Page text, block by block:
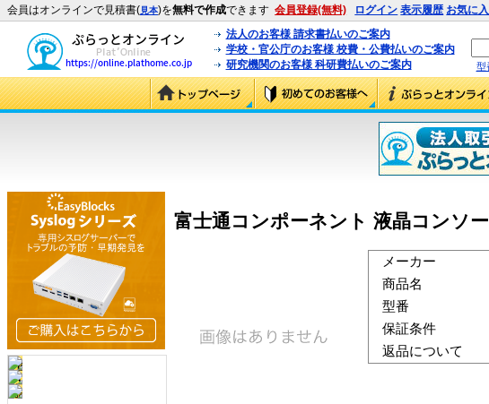
会員はオンラインで見積書(見本)を無料で作成できます 会員登録(無料) ログイン 表示履歴 お気に
法人のお客様 請求書払いのご案内
学校・官公庁のお客様 校費・公費払いのご案内
研究機関のお客様 科研費払いのご案内
型
富士通コンポーネント 液晶コンソ
メーカー
商品名
型番
保証条件
返品について